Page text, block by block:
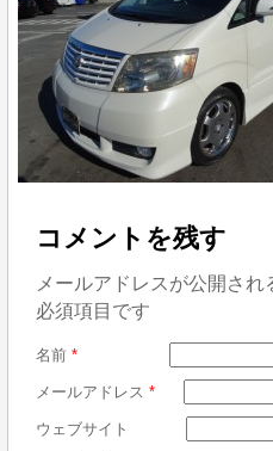
コメントを残す
メールアドレスが公開さ
必須項目です
名前 *
メールアドレス *
ウェブサイト